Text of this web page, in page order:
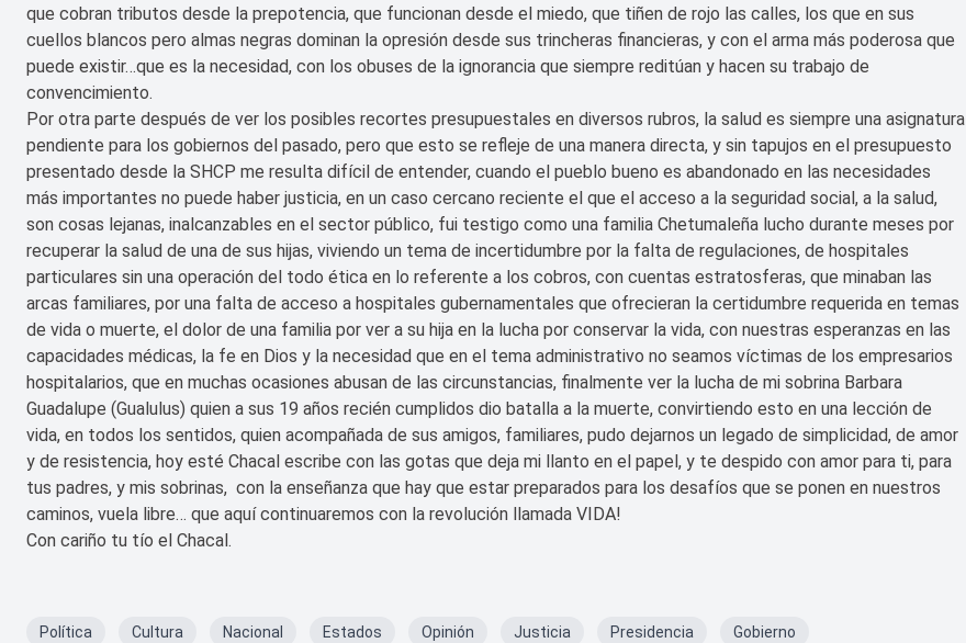
que cobran tributos desde la prepotencia, que funcionan desde el miedo, que tiñen de rojo las calles, los que en sus
cuellos blancos pero almas negras dominan la opresión desde sus trincheras financieras, y con el arma más poderosa que
puede existir…que es la necesidad, con los obuses de la ignorancia que siempre reditúan y hacen su trabajo de
convencimiento.
Por otra parte después de ver los posibles recortes presupuestales en diversos rubros, la salud es siempre una asignatura
pendiente para los gobiernos del pasado, pero que esto se refleje de una manera directa, y sin tapujos en el presupuesto
presentado desde la SHCP me resulta difícil de entender, cuando el pueblo bueno es abandonado en las necesidades
más importantes no puede haber justicia, en un caso cercano reciente el que el acceso a la seguridad social, a la salud,
son cosas lejanas, inalcanzables en el sector público, fui testigo como una familia Chetumaleña lucho durante meses por
recuperar la salud de una de sus hijas, viviendo un tema de incertidumbre por la falta de regulaciones, de hospitales
particulares sin una operación del todo ética en lo referente a los cobros, con cuentas estratosferas, que minaban las
arcas familiares, por una falta de acceso a hospitales gubernamentales que ofrecieran la certidumbre requerida en temas
de vida o muerte, el dolor de una familia por ver a su hija en la lucha por conservar la vida, con nuestras esperanzas en las
capacidades médicas, la fe en Dios y la necesidad que en el tema administrativo no seamos víctimas de los empresarios
hospitalarios, que en muchas ocasiones abusan de las circunstancias, finalmente ver la lucha de mi sobrina Barbara
Guadalupe (Gualulus) quien a sus 19 años recién cumplidos dio batalla a la muerte, convirtiendo esto en una lección de
vida, en todos los sentidos, quien acompañada de sus amigos, familiares, pudo dejarnos un legado de simplicidad, de amor
y de resistencia, hoy esté Chacal escribe con las gotas que deja mi llanto en el papel, y te despido con amor para ti, para
tus padres, y mis sobrinas, con la enseñanza que hay que estar preparados para los desafíos que se ponen en nuestros
caminos, vuela libre… que aquí continuaremos con la revolución llamada VIDA!
Con cariño tu tío el Chacal.
Política Cultura Nacional Estados Opinión Justicia Presidencia Gobierno